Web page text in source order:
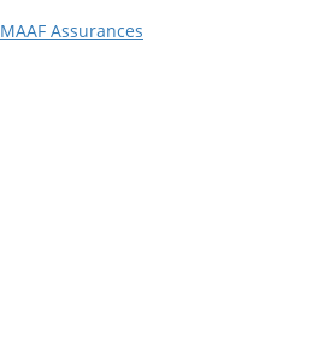
MAAF Assurances